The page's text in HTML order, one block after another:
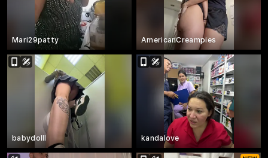
Mari29patty AmericanCreampies
babydolll kandalove